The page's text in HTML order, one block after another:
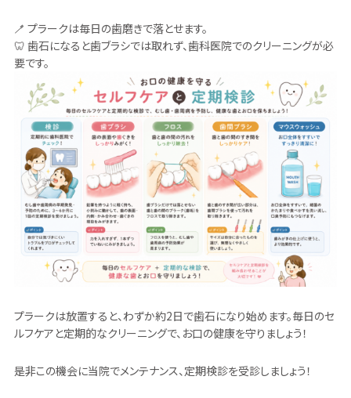
🪥 プラークは毎日の歯磨きで落とせます。
🦷 歯石になると歯ブラシでは取れず、歯科医院でのクリーニングが必
要です。
プラークは放置すると、わずか約2日で歯石になり始めます。毎日のセ
ルフケアと定期的なクリーニングで、お口の健康を守りましょう！
是非この機会に当院でメンテナンス、定期検診を受診しましょう！